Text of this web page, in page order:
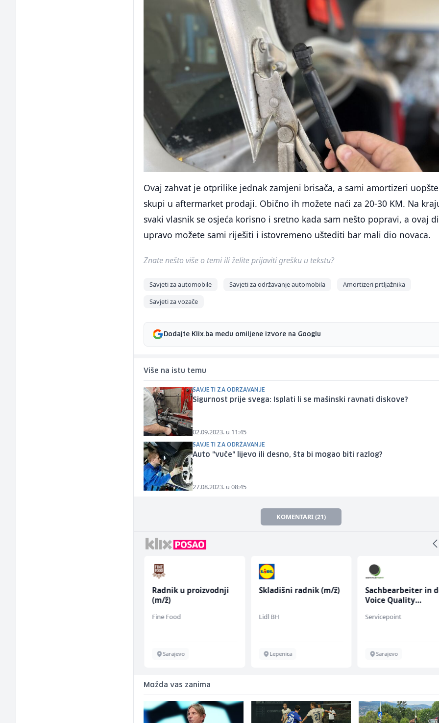
Ovaj zahvat je otprilike jednak zamjeni brisača, a sami amortizeri
skupi u aftermarket prodaji. Obično ih možete naći za 20-30 KM. Na
svaki vlasnik se osjeća korisno i sretno kada sam nešto popravi, a ovaj
upravo možete sami riješiti i istovremeno uštediti bar mali dio novaca.
Znate nešto više o temi ili želite prijaviti grešku u tekstu?
Savjeti za automobile Savjeti za održavanje automobila
Amortizeri prtljažnika
Savjeti za vozače
Dodajte Klix.ba među omiljene izvore na Googlu
Više na istu temu
SAVJETI ZA ODRŽAVANJE
Sigurnost prije svega: Isplati li se mašinski ravnati diskove?
02.09.2023. u 11:45
SAVJETI ZA ODRŽAVANJE
Auto "vuče" lijevo ili desno, šta bi mogao biti razlog?
27.08.2023. u 08:45
KOMENTARI (21)
Skladišni radnik (m/ž)
Lidl BH
Lepenica
Sachbearbeiter in der
Servicepoint
Sarajevo
Kustos u galeriji
(m/ž)
Galerija Java
Sarajevo
Možda vas zanima